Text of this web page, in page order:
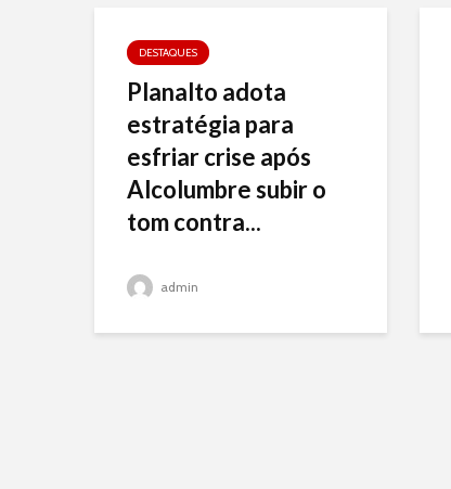
DESTAQUES
Planalto adota
estratégia para
esfriar crise após
Alcolumbre subir o
tom contra...
admin